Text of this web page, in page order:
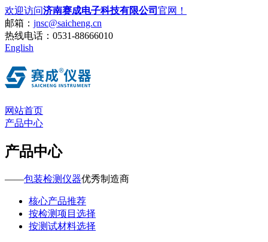
欢迎访问济南赛成电子科技有限公司 官网！
邮箱： jnsc@saicheng.cn
热线电话： 0531-88666010
English
网站首页
产品中心
产品中心
——包装检测仪器优秀制造商
核心产品推荐
按检测项目选择
按测试材料选择